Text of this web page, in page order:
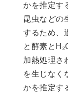
かを推定す
昆虫などの
するため、
と酵素と
加熱処理さ
を生じなく
かを推定す